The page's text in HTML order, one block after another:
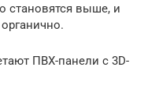
становятся выше, и
ПВХ-панели с 3D-